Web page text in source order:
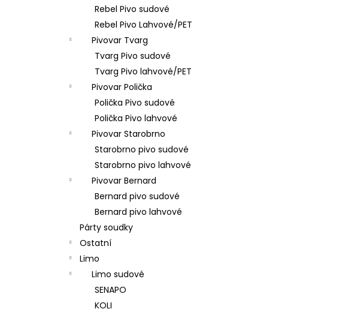
Rebel Pivo sudové
Rebel Pivo Lahvové/PET
Pivovar Tvarg
Tvarg Pivo sudové
Tvarg Pivo lahvové/PET
Pivovar Polička
Polička Pivo sudové
Polička Pivo lahvové
Pivovar Starobrno
Starobrno pivo sudové
Starobrno pivo lahvové
Pivovar Bernard
Bernard pivo sudové
Bernard pivo lahvové
Párty soudky
Ostatní
Limo
Limo sudové
SENAPO
KOLI